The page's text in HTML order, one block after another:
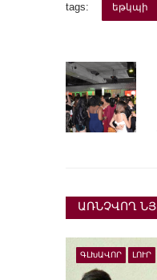
tags: եթկպի
ԱՌՆՉՎՈՂ
ԳԼԽԱՎՈՐ ԼՈՒՐ